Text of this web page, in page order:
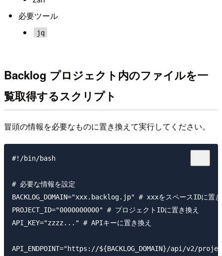
必要ツール
jq
Backlog プロジェクト内のファイルを一
覧取得するスクリプト
冒頭の情報を必要なものに置き換えて実行してください。
#!/bin/bash
# 必要な情報を設定
BACKLOG_DOMAIN="xxx.backlog.jp" # xxxをスペースIDに置
PROJECT_ID="0000000000" # プロジェクトIDに置き換え
API_KEY="zzzz..." # APIキーに置き換え
API_ENDPOINT="https://${BACKLOG_DOMAIN}/api/v2/